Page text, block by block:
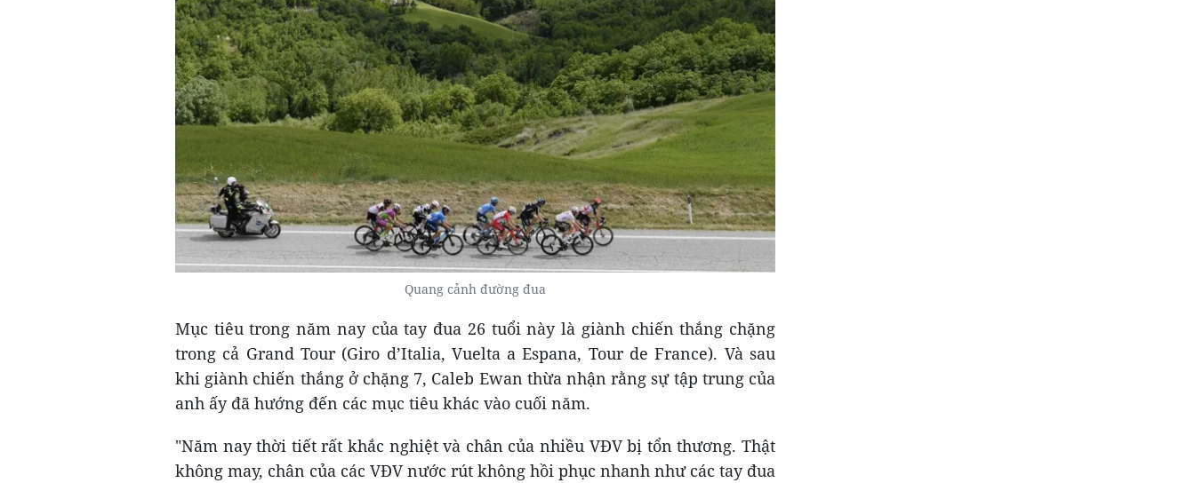
Quang cảnh đường đua
Mục tiêu trong năm nay của tay đua 26 tuổi này là giành chiến thắng chặng
trong cả Grand Tour (Giro d’Italia, Vuelta a Espana, Tour de France). Và sau
khi giành chiến thắng ở chặng 7, Caleb Ewan thừa nhận rằng sự tập trung của
anh ấy đã hướng đến các mục tiêu khác vào cuối năm.
"Năm nay thời tiết rất khắc nghiệt và chân của nhiều VĐV bị tổn thương. Thật
không may, chân của các VĐV nước rút không hồi phục nhanh như các tay đua